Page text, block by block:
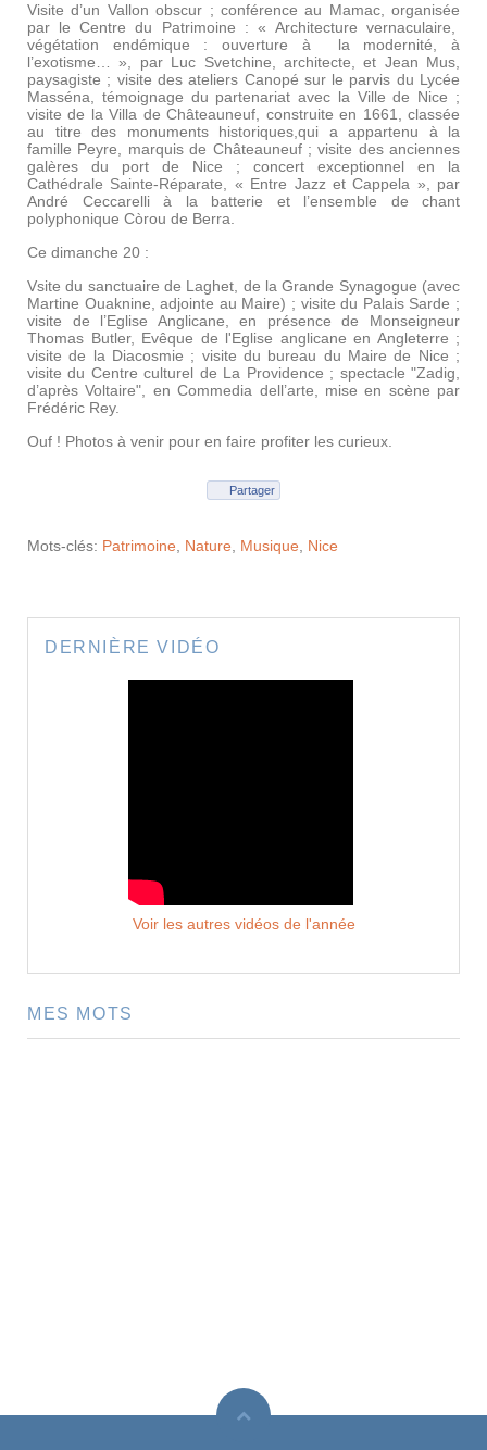
Visite d’un Vallon obscur ; conférence au Mamac, organisée
par le Centre du Patrimoine : « Architecture vernaculaire,
végétation endémique : ouverture à la modernité, à
l’exotisme… », par Luc Svetchine, architecte, et Jean Mus,
paysagiste ; visite des ateliers Canopé sur le parvis du Lycée
Masséna, témoignage du partenariat avec la Ville de Nice ;
visite de la Villa de Châteauneuf, construite en 1661, classée
au titre des monuments historiques ,qui a appartenu à la
famille Peyre, marquis de Châteauneuf; visite des anciennes
galères du port de Nice ; concert exceptionnel en la
Cathédrale Sainte-Réparate, « Entre Jazz et Cappela », par
André Ceccarelli à la batterie et l’ensemble de chant
polyphonique Còrou de Berra.
Ce dimanche 20 :
Vsite du sanctuaire de Laghet, de la Grande Synagogue (avec
Martine Ouaknine, adjointe au Maire) ; visite du Palais Sarde ;
visite de l’Eglise Anglicane, en présence de Monseigneur
Thomas Butler, Evêque de l'Eglise anglicane en Angleterre ;
visite de la Diacosmie ; visite du bureau du Maire de Nice ;
visite du Centre culturel de La Providence ; spectacle "Zadig,
d’après Voltaire", en Commedia dell’arte, mise en scène par
Frédéric Rey.
Ouf ! Photos à venir pour en faire profiter les curieux.
Partager
Mots-clés: Patrimoine Nature Musique Nice
DERNIÈRE VIDÉO
Voir les autres vidéos de l'année
MES MOTS